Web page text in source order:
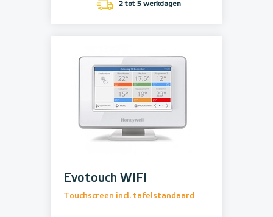
2 tot 5 werkdagen
Evotouch WIFI
Touchscreen incl. tafelstandaard